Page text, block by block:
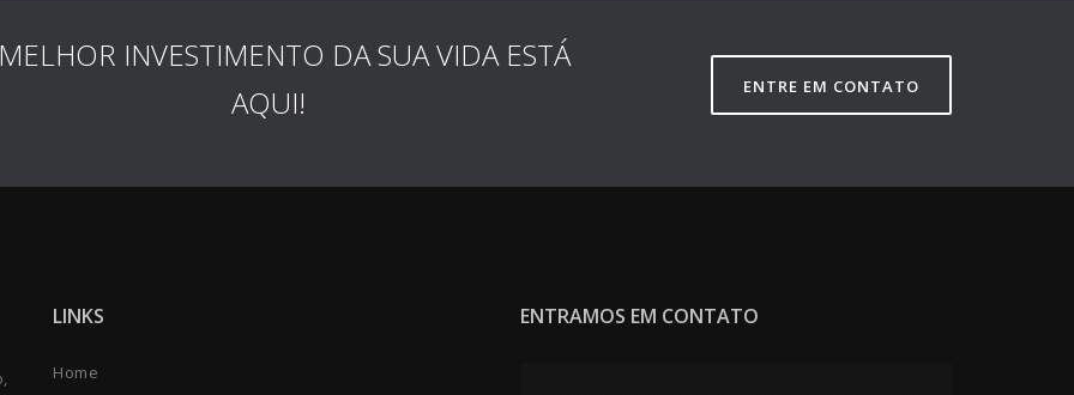
INVESTIMENTO DA SUA VIDA ESTÁ
AQUI!
ENTRE EM CONTATO
LINKS
Home
ENTRAMOS EM CONTATO